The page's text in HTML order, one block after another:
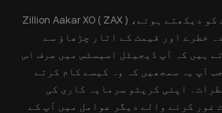
کرپٹو مارکیٹ کی نوعیت کو دیکھتے ہوئے، Zillion Aakar XO ( ZAX )
خطرے اور قیمت کے اتار چڑھاؤ سے
ہیں کہ آپ ڈیجیٹل اسیسٹس میں صرف اس
آپ یہ سمجھیں کہ وہ کیسے کام کرتے
اپنی کرپٹو سرمایہ کاری کی
غور کرنے والے دیگر عوامل میں آپ کے